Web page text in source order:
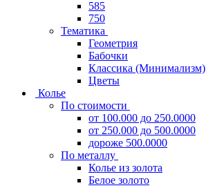
585
750
Тематика
Геометрия
Бабочки
Классика (Минимализм)
Цветы
Колье
По стоимости
от 100.000 до 250.0000
от 250.000 до 500.0000
дороже 500.0000
По металлу
Колье из золота
Белое золото